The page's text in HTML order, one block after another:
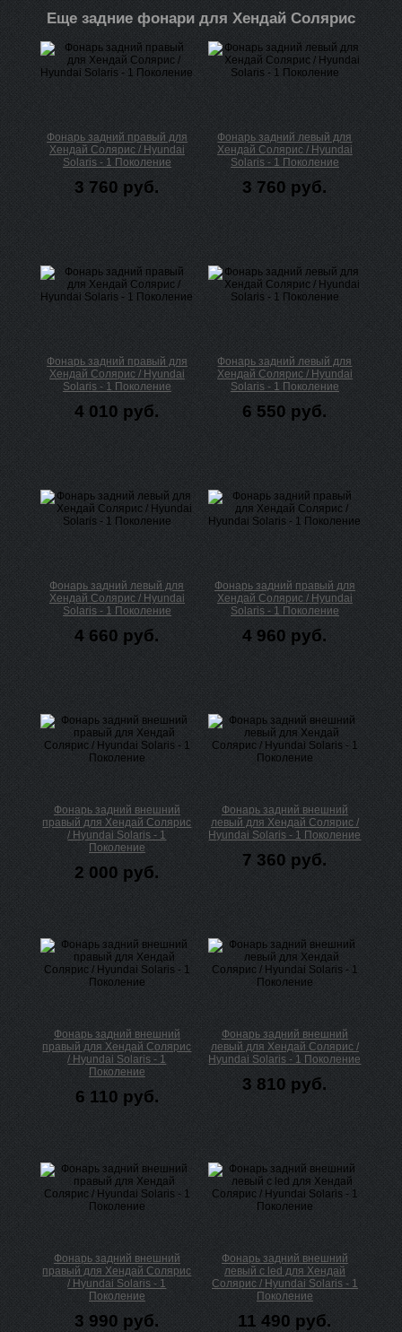
Еще задние фонари для Хендай Солярис
Фонарь задний правый для
Хендай Солярис / Hyundai
Solaris - 1 Поколение
3 760 руб.
Фонарь задний левый для
Хендай Солярис / Hyundai
Solaris - 1 Поколение
3 760 руб.
Фонарь задний правый для
Хендай Солярис / Hyundai
Solaris - 1 Поколение
4 010 руб.
Фонарь задний левый для
Хендай Солярис / Hyundai
Solaris - 1 Поколение
6 550 руб.
Фонарь задний левый для
Хендай Солярис / Hyundai
Solaris - 1 Поколение
4 660 руб.
Фонарь задний правый для
Хендай Солярис / Hyundai
Solaris - 1 Поколение
4 960 руб.
Фонарь задний внешний
правый для Хендай Солярис
/ Hyundai Solaris - 1
Поколение
2 000 руб.
Фонарь задний внешний
левый для Хендай Солярис /
Hyundai Solaris - 1 Поколение
7 360 руб.
Фонарь задний внешний
правый для Хендай Солярис
/ Hyundai Solaris - 1
Поколение
6 110 руб.
Фонарь задний внешний
левый для Хендай Солярис /
Hyundai Solaris - 1 Поколение
3 810 руб.
Фонарь задний внешний
правый для Хендай Солярис
/ Hyundai Solaris - 1
Поколение
3 990 руб.
Фонарь задний внешний
левый с led для Хендай
Солярис / Hyundai Solaris - 1
Поколение
11 490 руб.